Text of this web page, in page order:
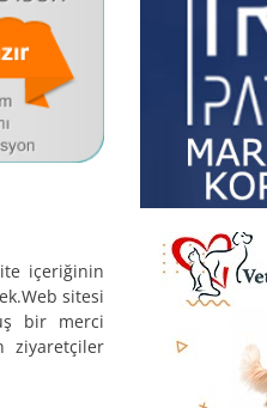
içeriğinin
sitesi
bir merci
ziyaretçiler